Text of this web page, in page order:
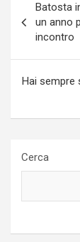
articoli
Batosta
un anno
incontro
Hai sempre
Cerca